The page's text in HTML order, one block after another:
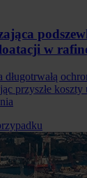
w
długotrwałą
przyszłe